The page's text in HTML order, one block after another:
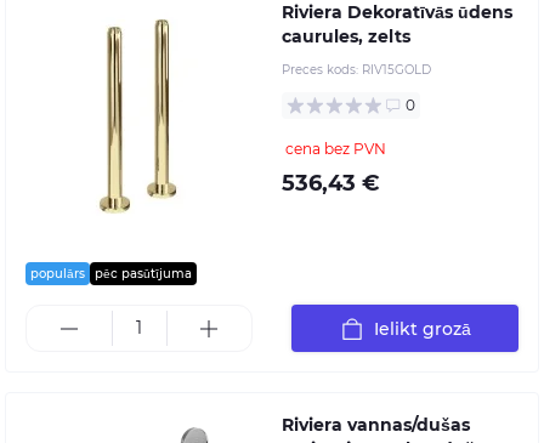
populārs pēc pasūtījuma
Riviera Dekoratīvās ūdens
caurules, zelts
Preces kods: RIV15GOLD
0
cena bez PVN
536,43 €
Ielikt grozā
Riviera vannas/dušas